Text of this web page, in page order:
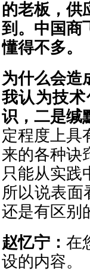
的老板，供
到。中国商
懂得不多。
为什么会造
我认为技
识，二是缄
定程度上具
来的各种诀
只能从实践
所以说表面
还是有区别
赵忆宁：在
设的内容。